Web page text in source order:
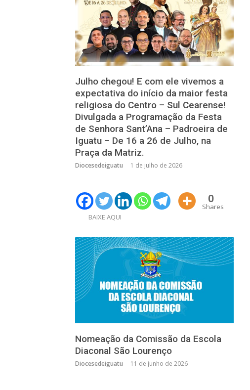
Julho chegou! E com ele vivemos a
expectativa do início da maior festa
religiosa do Centro – Sul Cearense!
Divulgada a Programação da Festa
de Senhora Sant’Ana – Padroeira de
Iguatu – De 16 a 26 de Julho, na
Praça da Matriz.
Diocesedeiguatu 1 de julho de 2026
0
Shares
BAIXE AQUI
Nomeação da Comissão da Escola
Diaconal São Lourenço
Diocesedeiguatu 11 de junho de 2026